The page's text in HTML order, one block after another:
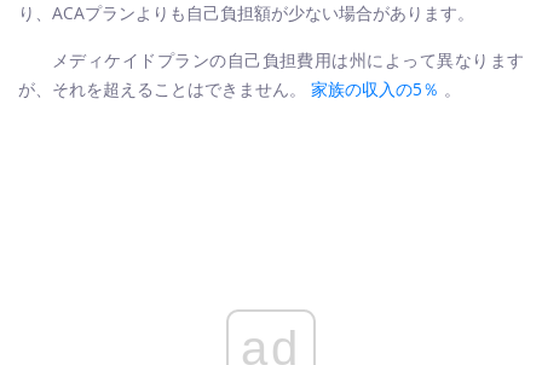
り、ACAプランよりも自己負担額が少ない場合があります。
メディケイドプランの自己負担費用は州によって異なります
が、それを超えることはできません。
家族の収入の5％ 。
ad